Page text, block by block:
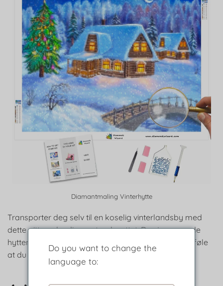
Diamantmaling Vinterhytte
Transporter deg selv til en koselig vinterlandsby med
dette pittoreske diamantmalesettet. De sjarmerende
hyttene og det snødekte landskapet vil få deg til å føle
at du befinner deg i en historieboksetting.
Do you want to change the
language to: